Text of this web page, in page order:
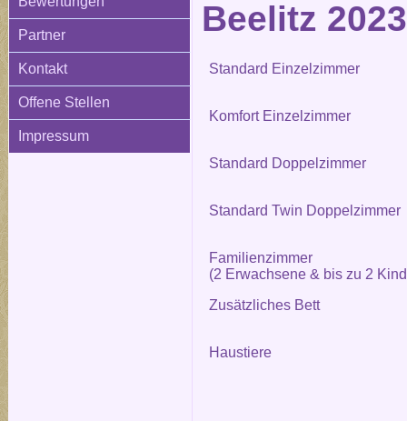
Partner
Kontakt
Offene Stellen
Impressum
Beelitz 2023
Standard Einzelzimmer
Komfort Einzelzimmer
Standard Doppelzimmer
Standard Twin Doppelzimmer
Familienzimmer
(2 Erwachsene & bis zu 2
Zusätzliches Bett
Haustiere